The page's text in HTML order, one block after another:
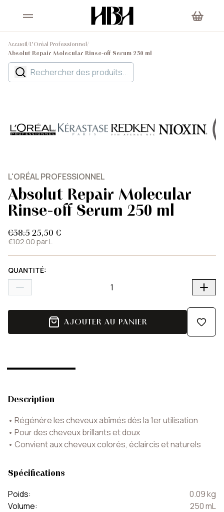
Accueil/L'Oréal Professionnel/
Absolut Repair Molecular Rinse-off Serum 250 ml
L'ORÉAL PROFESSIONNEL
Absolut Repair Molecular
Rinse-off Serum 250 ml
€38.525,50 €
€102.00 par L
QUANTITÉ:
AJOUTER AU PANIER
Description
• Régénère les cheveux abîmés dès la 1er utilisation
• Pour des cheveux brillants et doux
• Convient aux cheveux colorés, éclaircis et naturels
Spécifications
Poids: 0.09kg
Volume: 250mL